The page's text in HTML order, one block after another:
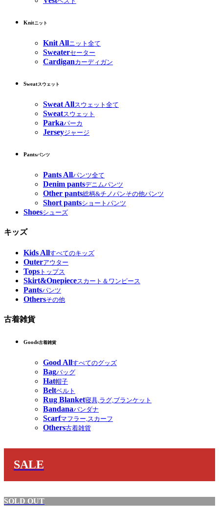
Knitニット
Knit Allニット全て
Sweaterセーター
Cardiganカーディガン
Sweatスウェット
Sweat Allスウェット全て
Sweatスウェット
Parkaパーカ
Jerseyジャージ
Pantsパンツ
Pants Allパンツ全て
Denim pantsデニムパンツ
Other pants総柄&チノパンその他パンツ
Short pantsショートパンツ
Shoesシューズ
キッズ
Kids Allすべてのキッズ
Outerアウター
Tops トップス
Skirt&Onepieceスカート＆ワンピース
Pantsパンツ
Othersその他
古着雑貨
Goods古着雑貨
Good Allすべてのグッズ
Bagバッグ
Hat帽子
Beltベルト
Rug Blanket寝具,ラグ,ブランケット
Bandanaバンダナ
Scarfマフラー,スカーフ
Others古着雑貨
SALE
SOLD OUT